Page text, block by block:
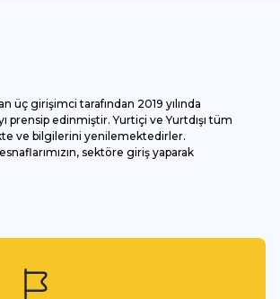
girişimci tarafından 2019 yılında
edinmiştir. Yurtiçi ve Yurtdışı tüm
ve bilgilerini yenilemektedirler.
sektöre giriş yaparak